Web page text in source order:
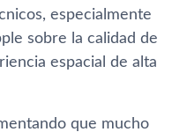
especialmente
sobre la calidad de
espacial de alta
que mucho